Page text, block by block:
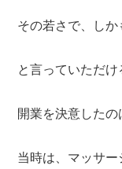
その若さで、しか
と言っていただけ
開業を決意したの
当時は、マッサ